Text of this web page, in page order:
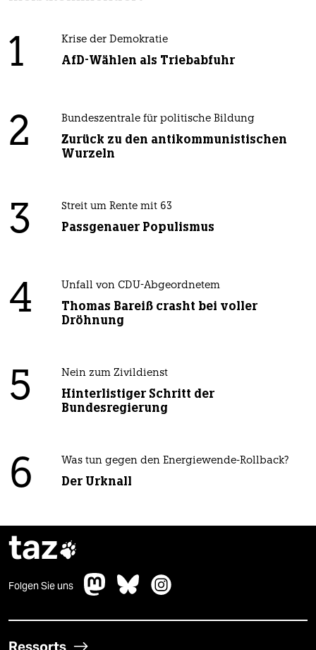
1 Krise der Demokratie
AfD-Wählen als Triebabfuhr
2 Bundeszentrale für politische Bildung
Zurück zu den antikommunistischen
Wurzeln
3 Streit um Rente mit 63
Passgenauer Populismus
4 Unfall von CDU-Abgeordnetem
Thomas Bareiß crasht bei voller
Dröhnung
5 Nein zum Zivildienst
Hinterlistiger Schritt der
Bundesregierung
6 Was tun gegen den Energiewende-Rollback?
Der Urknall
taz
Folgen Sie uns
Ressorts